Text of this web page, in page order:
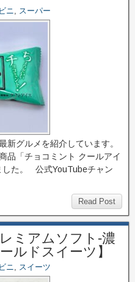
ニ, スーパー
新グルメを紹介しています。
品「チョコミント クールアイ
した。 公式YouTubeチャン
Read Post
ミアムソフト‐濃
ルドスイーツ】
ニ, スイーツ